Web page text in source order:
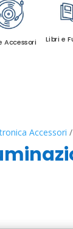
Accessori Libri e
Accessori